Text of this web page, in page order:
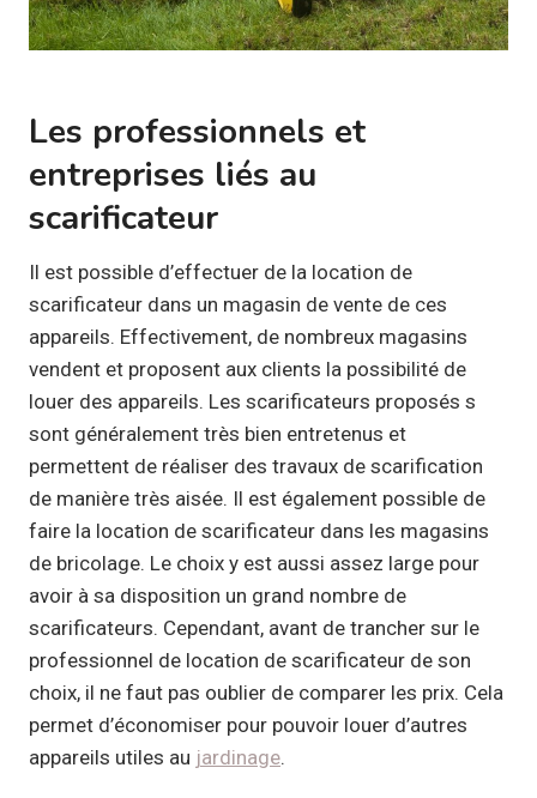
Les professionnels et
entreprises liés au
scarificateur
Il est possible d’effectuer de la location de
scarificateur dans un magasin de vente de ces
appareils. Effectivement, de nombreux magasins
vendent et proposent aux clients la possibilité de
louer des appareils. Les scarificateurs proposés s
sont généralement très bien entretenus et
permettent de réaliser des travaux de scarification
de manière très aisée. Il est également possible de
faire la location de scarificateur dans les magasins
de bricolage. Le choix y est aussi assez large pour
avoir à sa disposition un grand nombre de
scarificateurs. Cependant, avant de trancher sur le
professionnel de location de scarificateur de son
choix, il ne faut pas oublier de comparer les prix. Cela
permet d’économiser pour pouvoir louer d’autres
appareils utiles au jardinage.